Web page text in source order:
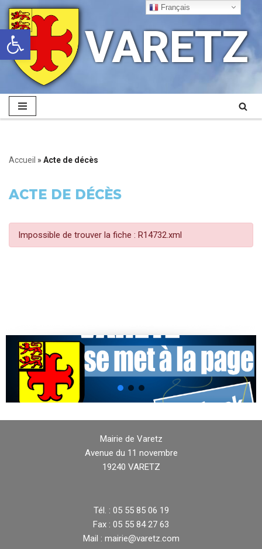
Ouvrir la barre d’outils
Aller
au
contenu
VARETZ
Accueil » Acte de décès
ACTE DE DÉCÈS
Impossible de trouver la fiche : R14732.xml
Mairie de Varetz
Avenue du 11 novembre
19240 VARETZ
Tél. : 05 55 85 06 19
Fax : 05 55 84 27 63
Mail : mairie@varetz.com
Français